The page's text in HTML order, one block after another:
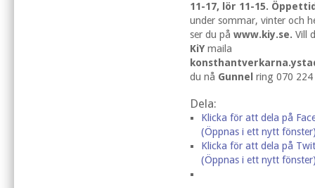
11-17, lör 11-15.
under sommar, vinter och
ser du på www.kiy.se. Vill
KiY maila
du nå Gunnel ring 070 224
Dela:
Klicka för att dela på
(Öppnas i ett nytt
Klicka för att dela på
(Öppnas i ett nytt